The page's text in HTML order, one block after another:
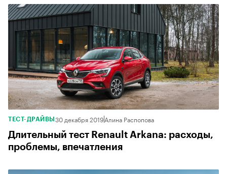
ТЕСТ-ДРАЙВЫ 30 декабря 2019Алина Распопова
Длительный тест Renault Arkana: расходы,
проблемы, впечатления